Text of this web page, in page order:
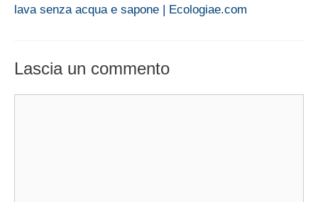
lava senza acqua e sapone | Ecologiae.com
Lascia un commento